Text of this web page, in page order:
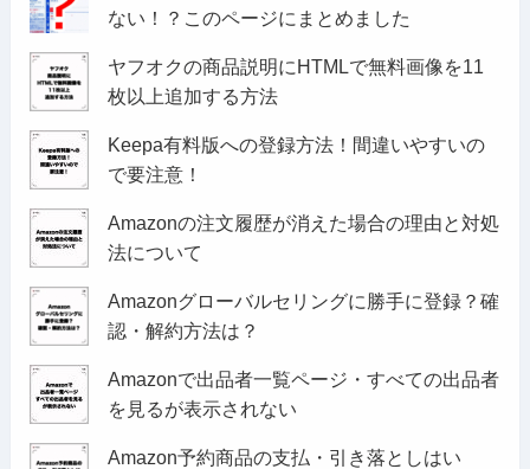
ない！？このページにまとめました
ヤフオクの商品説明にHTMLで無料画像を11
枚以上追加する方法
Keepa有料版への登録方法！間違いやすいの
で要注意！
Amazonの注文履歴が消えた場合の理由と対処
法について
Amazonグローバルセリングに勝手に登録？確
認・解約方法は？
Amazonで出品者一覧ページ・すべての出品者
を見るが表示されない
Amazon予約商品の支払・引き落としはい